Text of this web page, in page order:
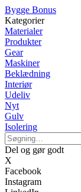
Bygge Bonus
Kategorier
Materialer
Produkter
Gear
Maskiner
Beklædning
Interiør
Udeliv
Nyt
Gulv
Isolering
Del og gør godt
X
Facebook
Instagram